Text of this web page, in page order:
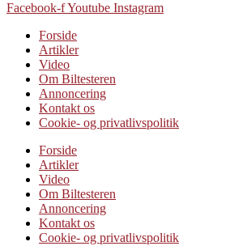
Facebook-fYoutube Instagram
Forside
Artikler
Video
Om Biltesteren
Annoncering
Kontakt os
Cookie- og privatlivspolitik
Forside
Artikler
Video
Om Biltesteren
Annoncering
Kontakt os
Cookie- og privatlivspolitik